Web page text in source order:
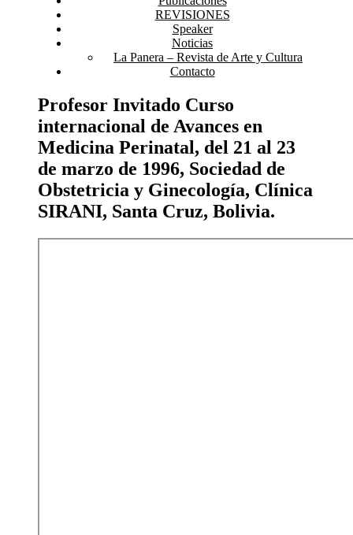
REVISIONES
Speaker
Noticias
La Panera – Revista de Arte y Cultura
Contacto
Profesor Invitado Curso
internacional de Avances en
Medicina Perinatal, del 21 al 23
de marzo de 1996, Sociedad de
Obstetricia y Ginecología, Clínica
SIRANI, Santa Cruz, Bolivia.